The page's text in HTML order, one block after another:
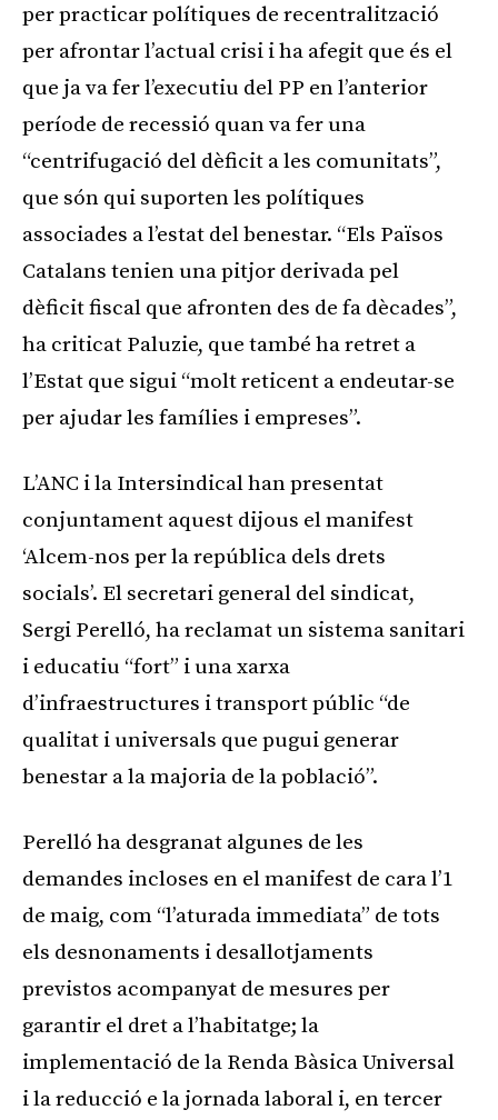
per practicar polítiques de recentralització
per afrontar l’actual crisi i ha afegit que és el
que ja va fer l’executiu del PP en l’anterior
període de recessió quan va fer una
“centrifugació del dèficit a les comunitats”,
que són qui suporten les polítiques
associades a l’estat del benestar. “Els Països
Catalans tenien una pitjor derivada pel
dèficit fiscal que afronten des de fa dècades”,
ha criticat Paluzie, que també ha retret a
l’Estat que sigui “molt reticent a endeutar-se
per ajudar les famílies i empreses”.
L’ANC i la Intersindical han presentat
conjuntament aquest dijous el manifest
‘Alcem-nos per la república dels drets
socials’. El secretari general del sindicat,
Sergi Perelló, ha reclamat un sistema sanitari
i educatiu “fort” i una xarxa
d’infraestructures i transport públic “de
qualitat i universals que pugui generar
benestar a la majoria de la població”.
Perelló ha desgranat algunes de les
demandes incloses en el manifest de cara l’1
de maig, com “l’aturada immediata” de tots
els desnonaments i desallotjaments
previstos acompanyat de mesures per
garantir el dret a l’habitatge; la
implementació de la Renda Bàsica Universal
i la reducció e la jornada laboral i, en tercer